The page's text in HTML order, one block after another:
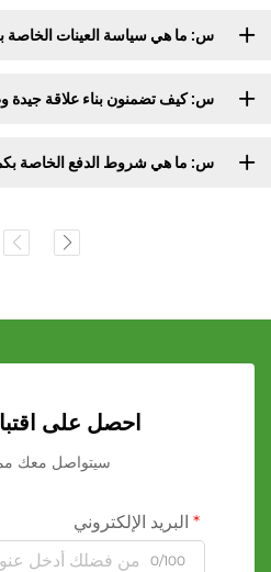
س: ما هي سياسة العينات الخاصة
س: كيف تضمنون بناء علاقة جيدة
س: ما هي شروط الدفع الخاصة
احصل على
سيتواصل معك
البريد الإلكتروني
0/100